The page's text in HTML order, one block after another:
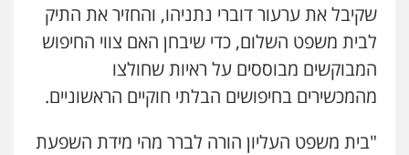
שקיבל את ערעור דוברי נתניהו, והחזיר את התיק
לבית משפט השלום, כדי שיבחן האם צווי החיפוש
המבוקשים מבוססים על ראיות שחולצו
מהמכשירים בחיפושים הבלתי חוקיים הראשוניים.
"בית משפט העליון הורה לברר מהי מידת השפעת